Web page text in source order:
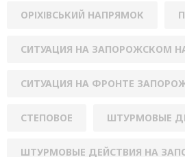
ОРІХІВСЬКИЙ НАПРЯМОК
СИТУАЦИЯ НА ЗАПОРОЖСКОМ
СИТУАЦИЯ НА ФРОНТЕ
СТЕПОВОЕ ШТУРМОВЫЕ
ШТУРМОВЫЕ ДЕЙСТВИЯ НА